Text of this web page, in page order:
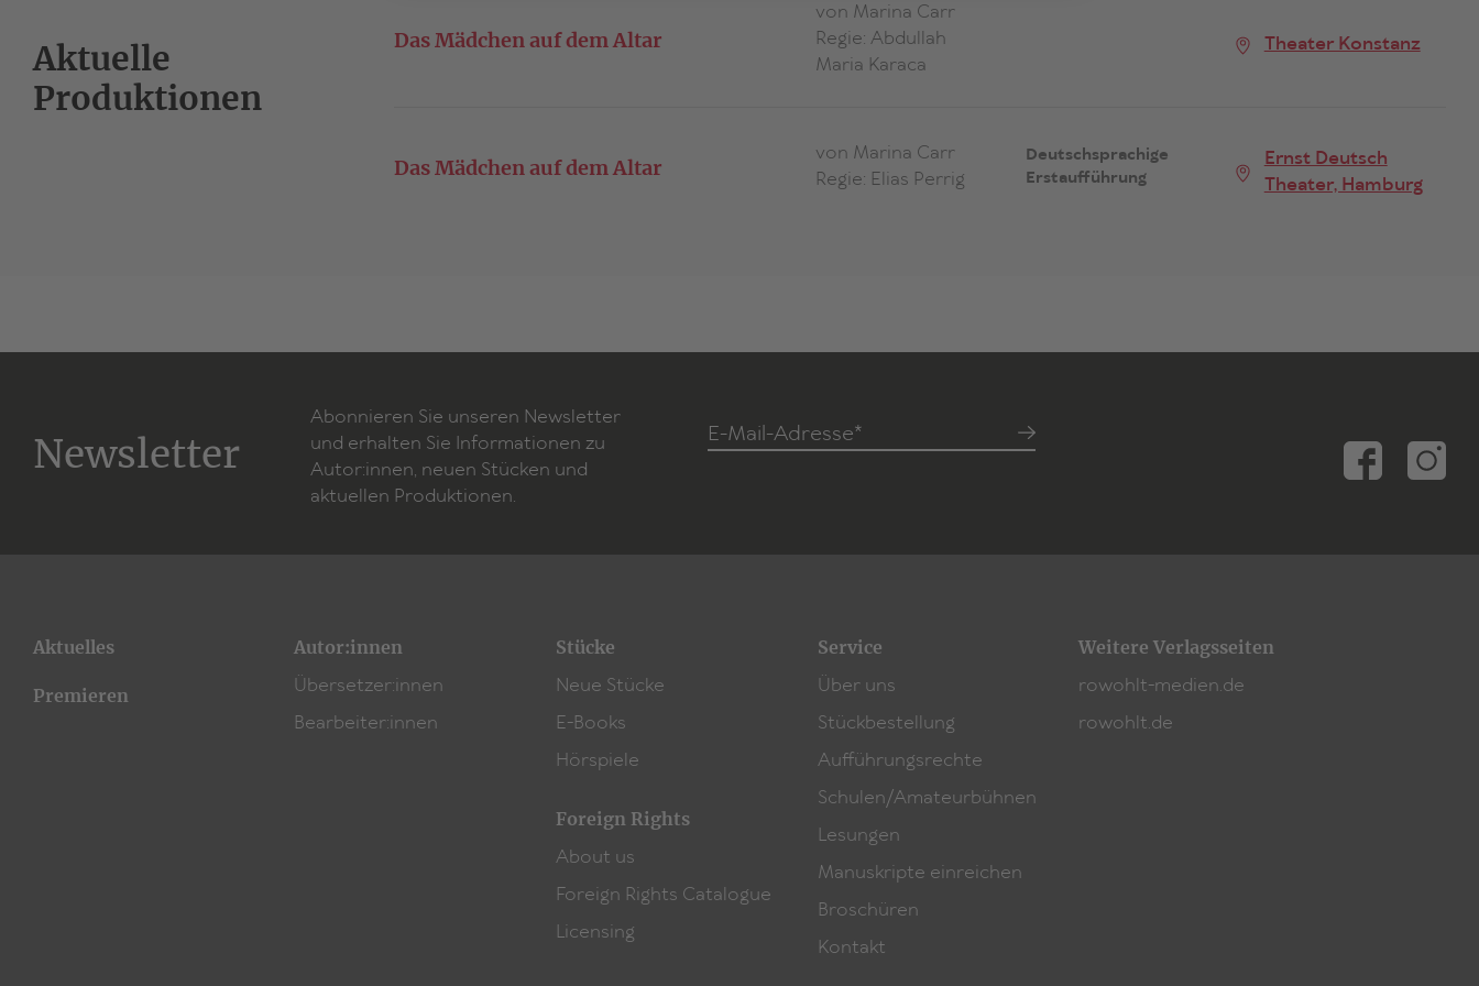
Aktuelle
Produktionen
Das Mädchen auf dem Altar
von Marina Carr
Regie: Abdullah
Maria Karaca
Theater Konstanz
Das Mädchen auf dem Altar
von Marina Carr
Regie: Elias Perrig
Deutschsprachige
Erstaufführung
Ernst Deutsch
Theater, Hamburg
Newsletter
Abonnieren Sie unseren Newsletter
und erhalten Sie Informationen zu
Autor:innen, neuen Stücken und
aktuellen Produktionen.
E-Mail-Adresse*
Aktuelles
Premieren
Autor:innen
Übersetzer:innen
Bearbeiter:innen
Stücke
Neue Stücke
E-Books
Hörspiele
Foreign Rights
About us
Foreign Rights Catalogue
Licensing
Service
Über uns
Stückbestellung
Aufführungsrechte
Schulen/Amateurbühnen
Lesungen
Manuskripte einreichen
Broschüren
Kontakt
Weitere Verlagsseiten
rowohlt-medien.de
rowohlt.de